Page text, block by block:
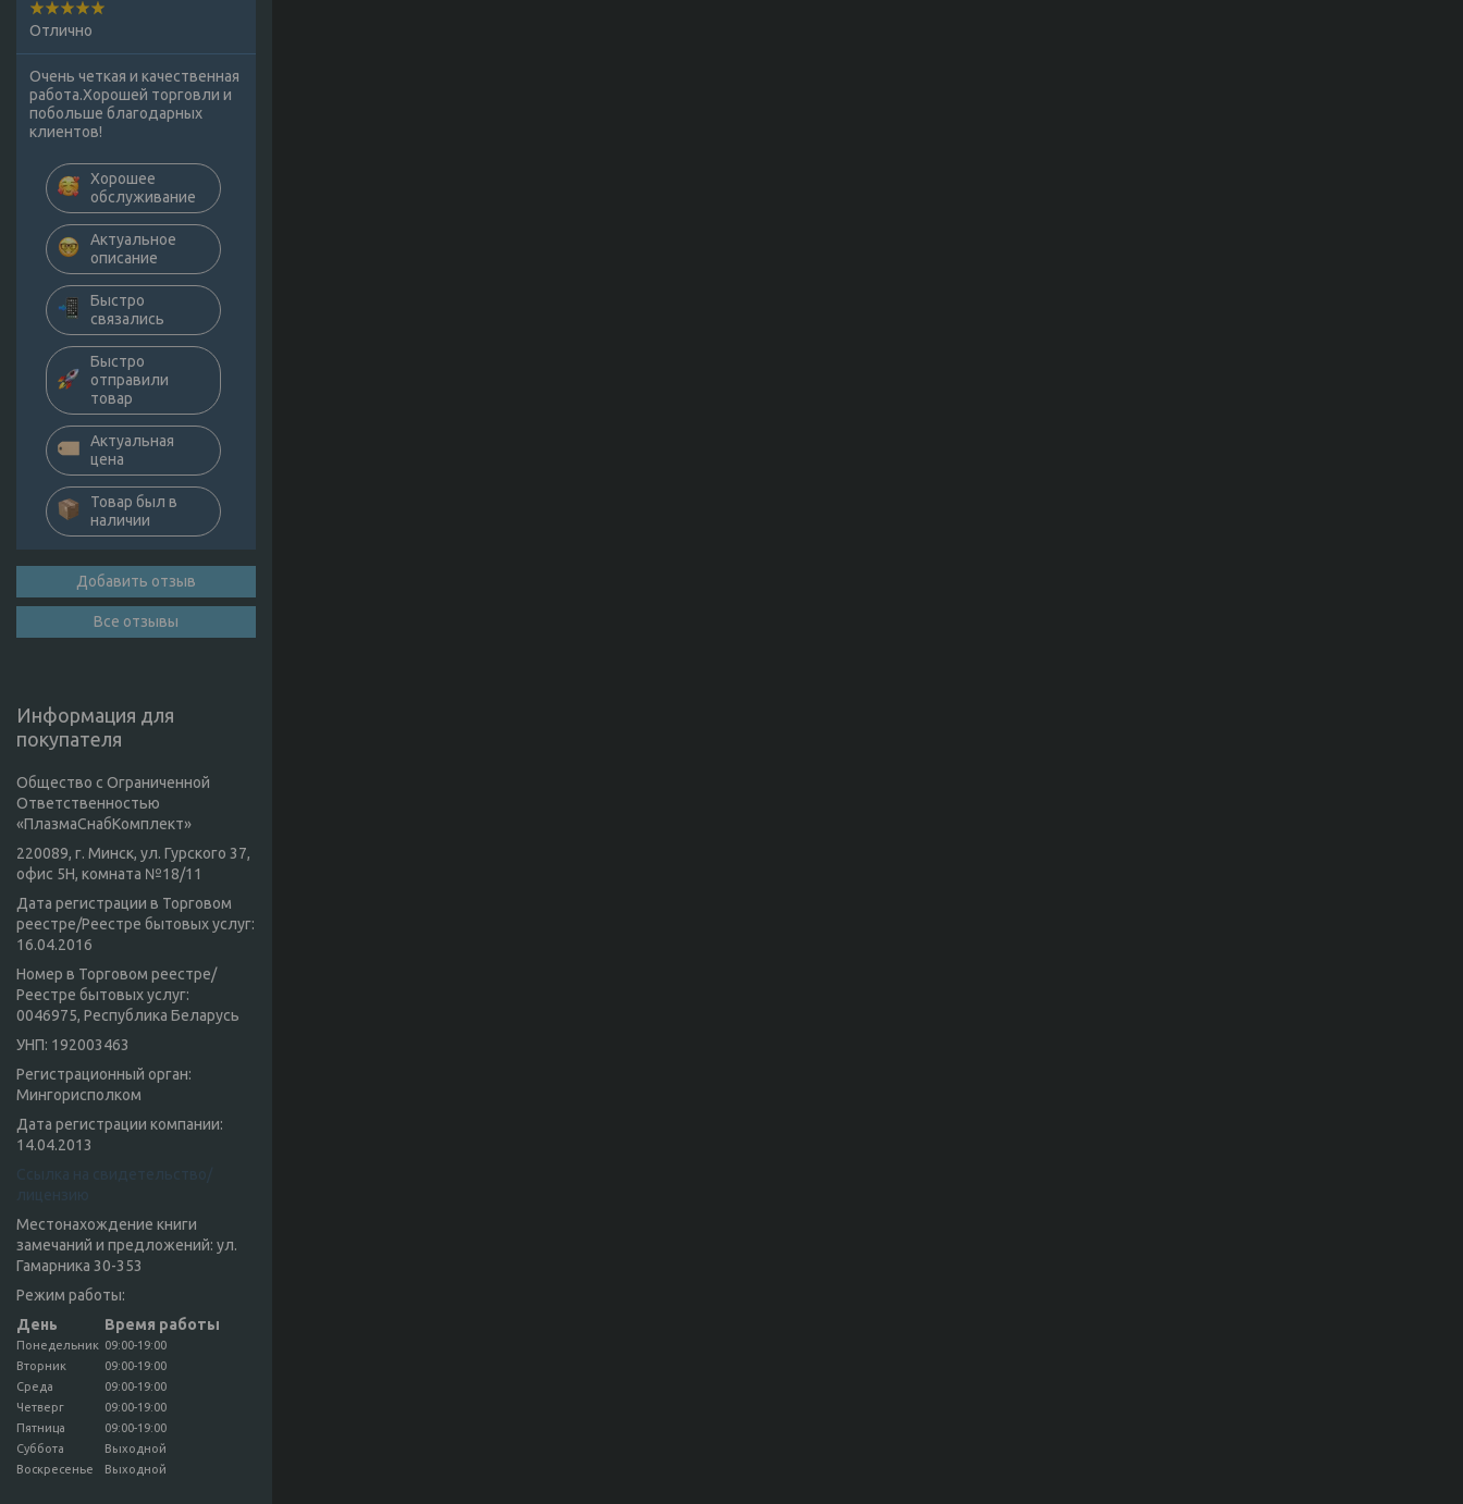
Отлично
Очень четкая и качественная
работа.Хорошей торговли и
побольше благодарных
клиентов!
Хорошее
обслуживание
Актуальное
описание
Быстро
связались
Быстро
отправили
товар
Актуальная
цена
Товар был в
наличии
Добавить отзыв
Все отзывы
Информация для
покупателя
Общество с Ограниченной
Ответственностью
«ПлазмаСнабКомплект»
220089, г. Минск, ул. Гурского 37,
офис 5Н, комната №18/11
Дата регистрации в Торговом
реестре/Реестре бытовых услуг:
16.04.2016
Номер в Торговом реестре/
Реестре бытовых услуг:
0046975, Республика Беларусь
УНП: 192003463
Регистрационный орган:
Мингорисполком
Дата регистрации компании:
14.04.2013
Ссылка на свидетельство/
Местонахождение книги
замечаний и предложений: ул.
Гамарника 30-353
Режим работы:
День
Время работы
Понедельник 09:00-19:00
Вторник
09:00-19:00
Среда
09:00-19:00
Четверг
09:00-19:00
Пятница
09:00-19:00
Суббота
Выходной
Воскресенье
Выходной